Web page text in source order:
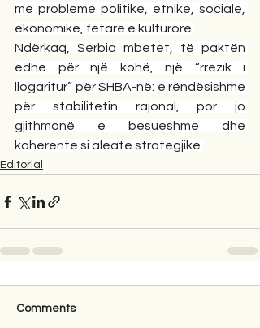
me probleme politike, etnike, sociale,
ekonomike, fetare e kulturore.
Ndërkaq, Serbia mbetet, të paktën
edhe për një kohë, një “rrezik i
llogaritur” për SHBA-në: e rëndësishme
për stabilitetin rajonal, por jo
gjithmonë e besueshme dhe
koherente si aleate strategjike.
Editorial
Comments